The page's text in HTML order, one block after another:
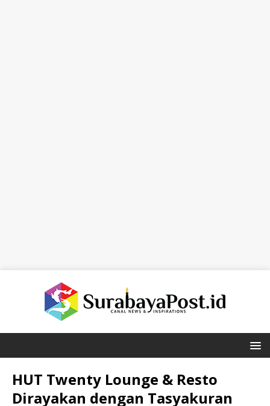
HUT Twenty Lounge & Resto
Dirayakan dengan Tasyakuran